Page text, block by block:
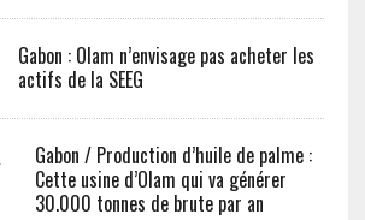
Gabon : Olam n’envisage pas acheter les
actifs de la SEEG
Gabon / Production d’huile de palme :
Cette usine d’Olam qui va générer
30.000 tonnes de brute par an